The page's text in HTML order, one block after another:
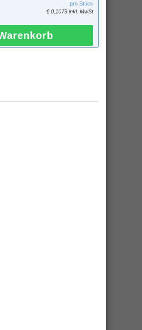
pro Stück
€ 0,1079 inkl. MwSt